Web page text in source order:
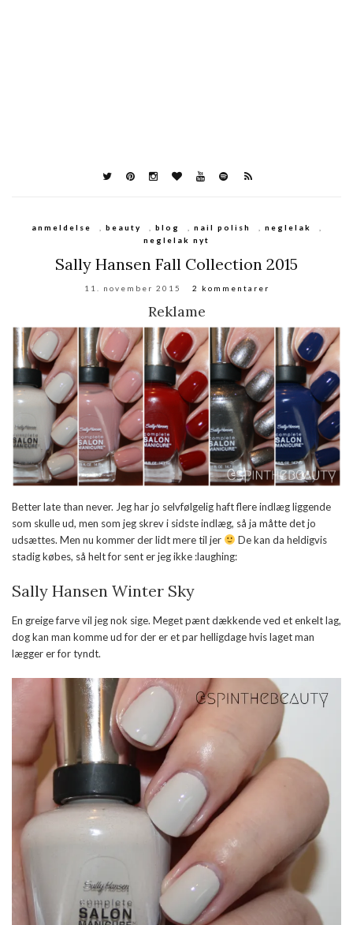
anmeldelse , beauty , blog , nail polish , neglelak
,
neglelak nyt
Sally Hansen Fall Collection 2015
11. november 2015 2 kommentarer
Reklame
Better late than never. Jeg har jo selvfølgelig haft flere indlæg liggende
som skulle ud, men som jeg skrev i sidste indlæg, så ja måtte det jo
udsættes. Men nu kommer der lidt mere til jer
De kan da heldigvis
stadig købes, så helt for sent er jeg ikke :laughing:
Sally Hansen Winter Sky
En greige farve vil jeg nok sige. Meget pænt dækkende ved et enkelt lag,
dog kan man komme ud for der er et par helligdage hvis laget man
lægger er for tyndt.